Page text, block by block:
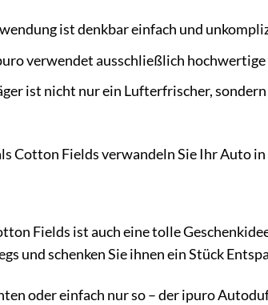
ist denkbar einfach und
verwendet ausschließlich
ist nicht nur ein Lufterfrischer,
Cotton Fields verwandeln Sie Ihr Auto
Fields ist auch eine tolle
und schenken Sie ihnen ein Stück
oder einfach nur so – der ipuro